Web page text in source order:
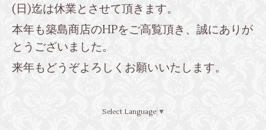
(日)迄は休業とさせて頂きます。
本年も築島商店のHPをご高覧頂き、誠にありが
とうございました。
来年もどうぞよろしくお願いいたします。
Select Language ▼